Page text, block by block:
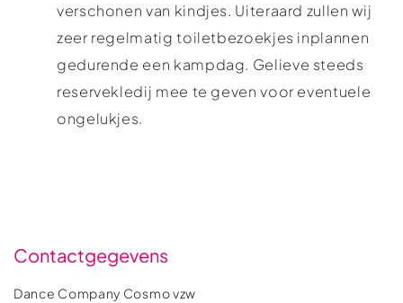
verschonen van kindjes. Uiteraard zullen wij
zeer regelmatig toiletbezoekjes inplannen
gedurende een kampdag. Gelieve steeds
reservekledij mee te geven voor eventuele
ongelukjes.
Contactgegevens
Dance Company Cosmo vzw